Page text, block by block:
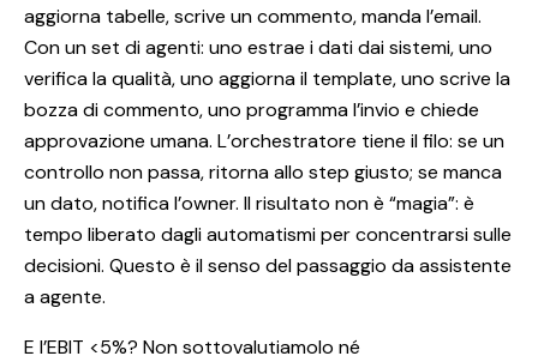
aggiorna tabelle, scrive un commento, manda l’email.
Con un set di agenti: uno estrae i dati dai sistemi, uno
verifica la qualità, uno aggiorna il template, uno scrive la
bozza di commento, uno programma l’invio e chiede
approvazione umana. L’orchestratore tiene il filo: se un
controllo non passa, ritorna allo step giusto; se manca
un dato, notifica l’owner. Il risultato non è “magia”: è
tempo liberato dagli automatismi per concentrarsi sulle
decisioni. Questo è il senso del passaggio da assistente
a agente.
E l’EBIT <5%? Non sottovalutiamolo né